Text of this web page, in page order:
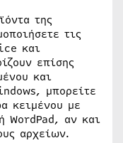
της
τις
και
επίσης
και
μπορείτε
κειμένου με
WordPad, αν και
αρχείων.